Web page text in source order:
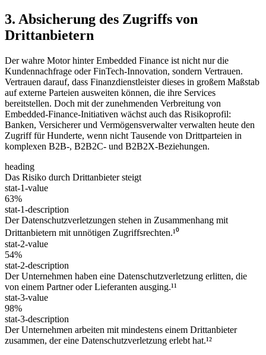
3. Absicherung des Zugriffs von
Drittanbietern
Der wahre Motor hinter Embedded Finance ist nicht nur die
Kundennachfrage oder FinTech-Innovation, sondern Vertrauen.
Vertrauen darauf, dass Finanzdienstleister dieses in großem Maßstab
auf externe Parteien ausweiten können, die ihre Services
bereitstellen. Doch mit der zunehmenden Verbreitung von
Embedded-Finance-Initiativen wächst auch das Risikoprofil:
Banken, Versicherer und Vermögensverwalter verwalten heute den
Zugriff für Hunderte, wenn nicht Tausende von Drittparteien in
komplexen B2B-, B2B2C- und B2B2X-Beziehungen.
heading
Das Risiko durch Drittanbieter steigt
stat-1-value
63%
stat-1-description
Der Datenschutzverletzungen stehen in Zusammenhang mit
Drittanbietern mit unnötigen Zugriffsrechten.¹⁰
stat-2-value
54%
stat-2-description
Der Unternehmen haben eine Datenschutzverletzung erlitten, die
von einem Partner oder Lieferanten ausging.¹¹
stat-3-value
98%
stat-3-description
Der Unternehmen arbeiten mit mindestens einem Drittanbieter
zusammen, der eine Datenschutzverletzung erlebt hat.¹²